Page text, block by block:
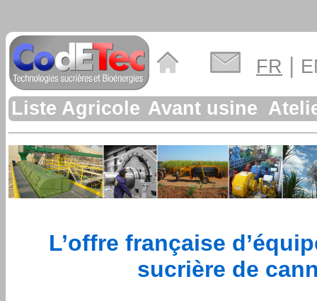
FR |
Liste Agricole Avant usine
L’offre française
sucrière de